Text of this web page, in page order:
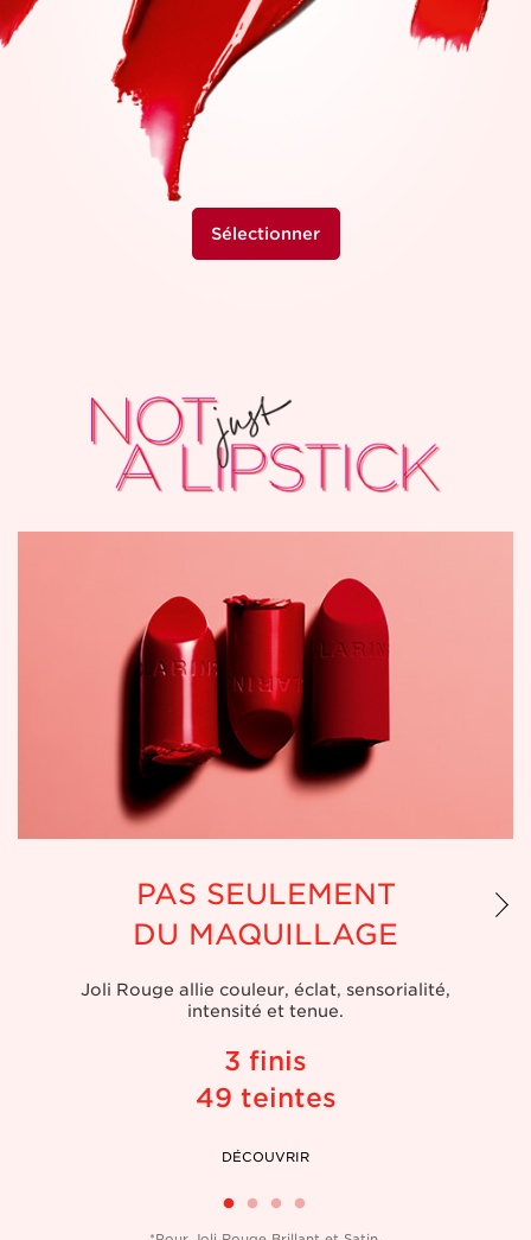
Sélectionner
PAS SEULEMENT
DU MAQUILLAGE
Joli Rouge allie couleur, éclat, sensorialité,
intensité et tenue.
3 finis
49 teintes
DÉCOUVRIR